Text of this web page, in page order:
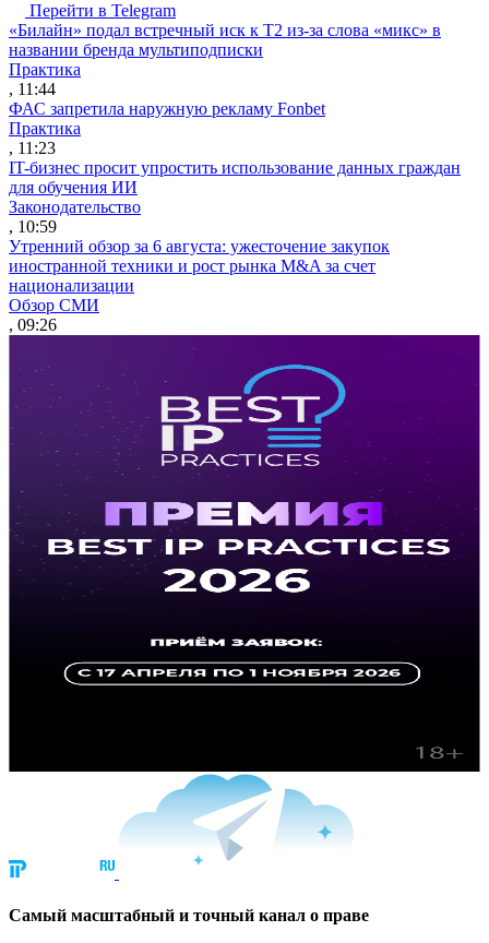
Перейти в Telegram
«Билайн» подал встречный иск к Т2 из-за слова «микс» в
названии бренда мультиподписки
Практика
, 11:44
ФАС запретила наружную рекламу Fonbet
Практика
, 11:23
IT-бизнес просит упростить использование данных граждан
для обучения ИИ
Законодательство
, 10:59
Утренний обзор за 6 августа: ужесточение закупок
иностранной техники и рост рынка M&A за счет
национализации
Обзор СМИ
, 09:26
Cамый масштабный и точный канал о праве